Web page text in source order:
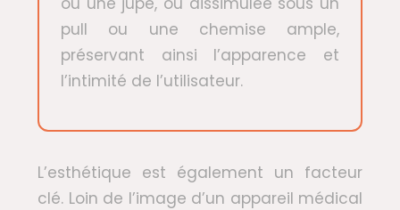
pull ou une chemise ample,
préservant ainsi l’apparence et
l’intimité de l’utilisateur.
L’esthétique est également un facteur
clé. Loin de l’image d’un appareil médical